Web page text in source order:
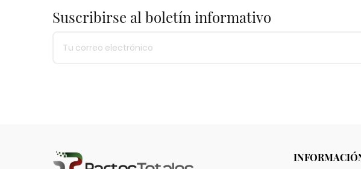
Suscribirse al boletín informativo